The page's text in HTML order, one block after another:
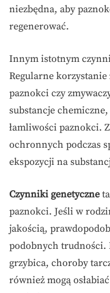
niezbędna, aby
regenerować.
Innym istotnym
Regularne
paznokci czy
substancje
łamliwości paznokci.
ochronnych podczas
ekspozycji na
Czynniki genetyczne
paznokci. Jeśli w
jakością,
podobnych trudności.
grzybica, choroby
również mogą